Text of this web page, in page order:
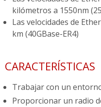
kilómetros a 1550nm
Las velocidades de
km (40GBase-ER4)
CARACTERÍSTICAS
Trabajar con un
Proporcionar un radio